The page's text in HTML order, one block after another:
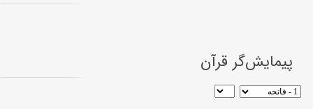
پیمایش‌گر قرآن